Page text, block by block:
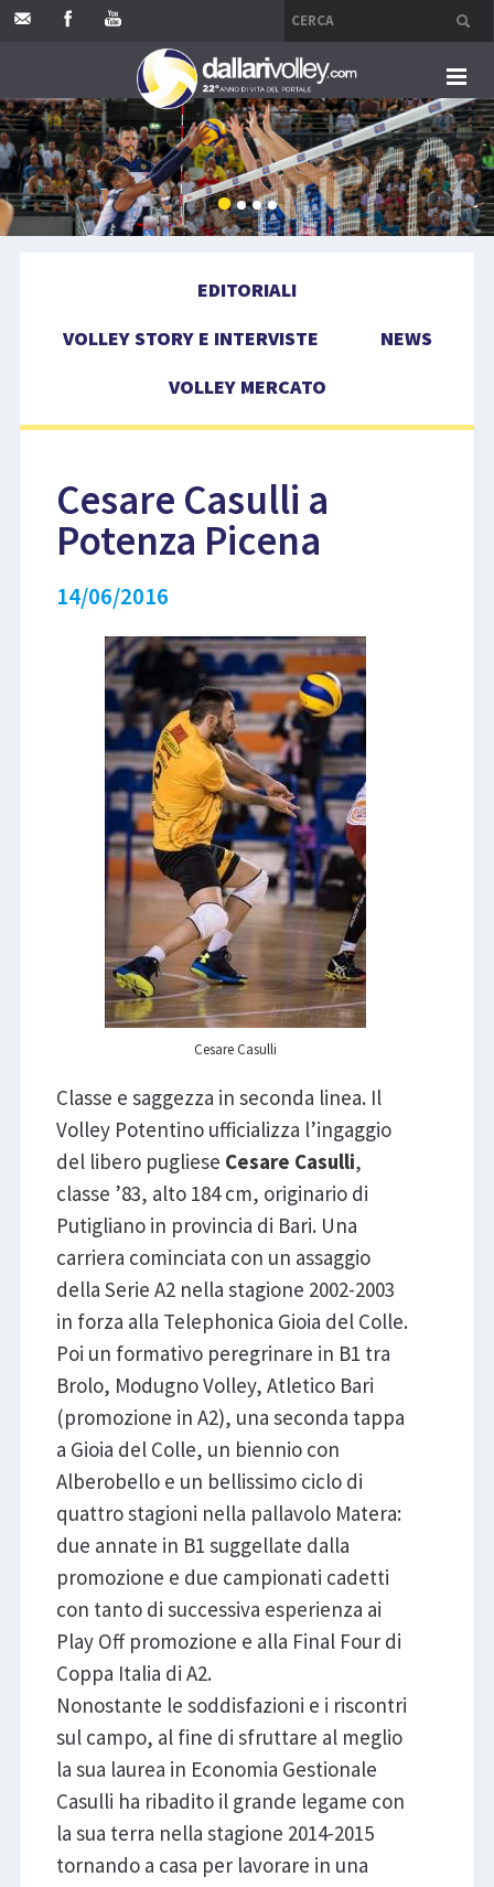
HOME
EDITORIALI
VOLLEY MERCATO
COMPETIZIONI
EVENTI
LIBRI
EDITORIALI
VOLLEY STORY E INTERVISTE
NEWS
VOLLEY MERCATO
Cesare Casulli a
Potenza Picena
14/06/2016
Cesare Casulli
Classe e saggezza in seconda linea. Il
Volley Potentino ufficializza l’ingaggio
del libero pugliese Cesare Casulli,
classe ’83, alto 184 cm, originario di
Putigliano in provincia di Bari. Una
carriera cominciata con un assaggio
della Serie A2 nella stagione 2002-2003
in forza alla Telephonica Gioia del Colle.
Poi un formativo peregrinare in B1 tra
Brolo, Modugno Volley, Atletico Bari
(promozione in A2), una seconda tappa
a Gioia del Colle, un biennio con
Alberobello e un bellissimo ciclo di
quattro stagioni nella pallavolo Matera:
due annate in B1 suggellate dalla
promozione e due campionati cadetti
con tanto di successiva esperienza ai
Play Off promozione e alla Final Four di
Coppa Italia di A2.
Nonostante le soddisfazioni e i riscontri
sul campo, al fine di sfruttare al meglio
la sua laurea in Economia Gestionale
Casulli ha ribadito il grande legame con
la sua terra nella stagione 2014-2015
tornando a casa per lavorare in una